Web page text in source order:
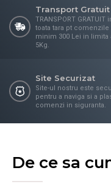
Transport Gratuit
TRANSPORT GRATUIT
toata tara pt comenzile
minim 300 Lei in limita
5Kg.
Site Securizat
Site-ul nostru este
pentru a naviga si a
comenzi in siguranta.
De ce sa